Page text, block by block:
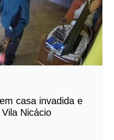
casa invadida e
Nicácio